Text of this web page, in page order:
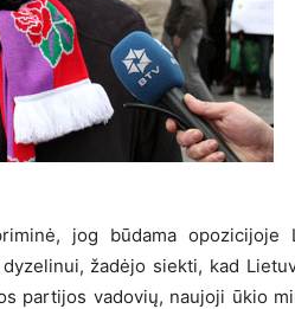
jog būdama opozicijoje
žadėjo siekti, kad
partijos vadovių, naujoji ūkio